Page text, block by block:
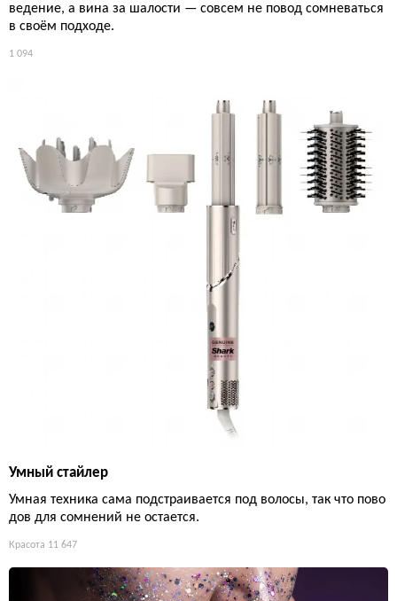
ведение, а вина за шалости — совсем не повод сомневаться
в своём подходе.
1 094
Умный стайлер
Умная техника сама подстраивается под волосы, так что пово
дов для сомнений не остается.
Красота 11 647